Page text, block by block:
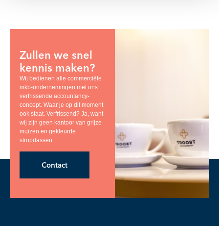
Zullen we snel
kennis maken?
Wij bedienen alle commerciële
mkb-ondernemingen met ons
verfrissende accountancy-
concept. Waar je op dit moment
ook staat. Verfrissend? Ja, want
wij zijn geen kantoor van grijze
muizen en gekleurde
stropdassen.
Contact